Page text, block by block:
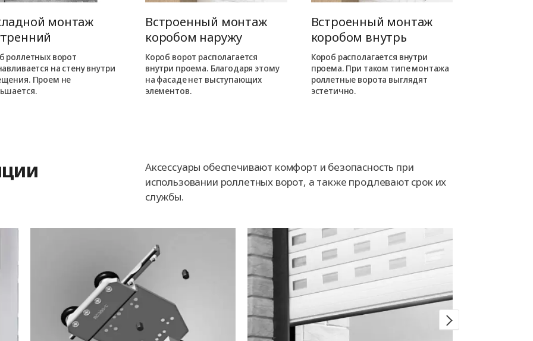
монтаж
роллетных ворот
на стену внутри
Проем не
Встроенный монтаж
коробом наружу
Короб ворот располагается
внутри проема. Благодаря этому
на фасаде нет выступающих
элементов.
Встроенный монтаж
коробом внутрь
Короб располагается внутри
проема. При таком типе монтажа
роллетные ворота выглядят
эстетично.
Аксессуары обеспечивают комфорт и безопасность при
использовании роллетных ворот, а также продлевают срок их
службы.